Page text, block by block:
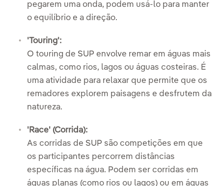
pegarem uma onda, podem usá-lo para manter
o equilíbrio e a direção.
'Touring':
O touring de SUP envolve remar em águas mais
calmas, como rios, lagos ou águas costeiras. É
uma atividade para relaxar que permite que os
remadores explorem paisagens e desfrutem da
natureza.
'Race' (Corrida):
As corridas de SUP são competições em que
os participantes percorrem distâncias
específicas na água. Podem ser corridas em
águas planas (como rios ou lagos) ou em águas